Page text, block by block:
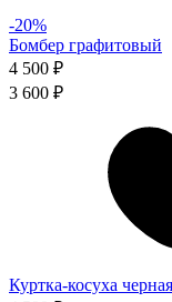
-20%
Бомбер графитовый
4 500 ₽
3 600 ₽
Куртка-косуха черная